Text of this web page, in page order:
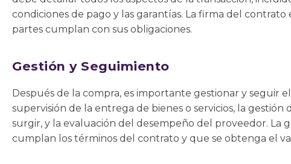
condiciones de pago y las garantías. La firma del
partes cumplan con sus obligaciones.
Gestión y Seguimiento
Después de la compra, es importante gestionar y seguir
supervisión de la entrega de bienes o servicios, la
surgir, y la evaluación del desempeño del proveedor. La
cumplan los términos del contrato y que se obtenga el